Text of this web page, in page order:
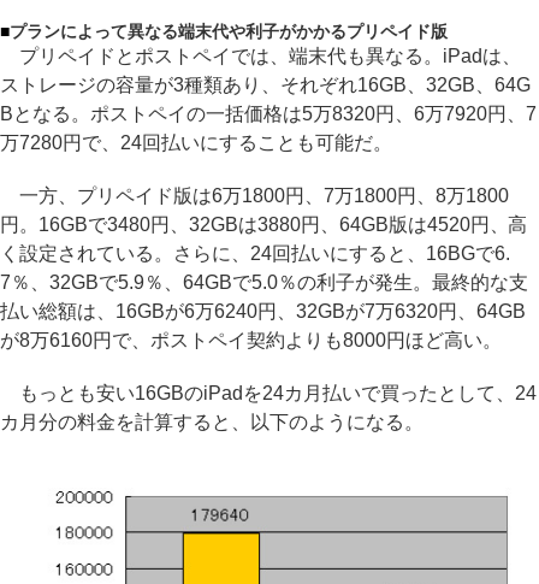
■プランによって異なる端末代や利子がかかるプリペイド版
プリペイドとポストペイでは、端末代も異なる。iPadは、
ストレージの容量が3種類あり、それぞれ16GB、32GB、64G
Bとなる。ポストペイの一括価格は5万8320円、6万7920円、7
万7280円で、24回払いにすることも可能だ。
一方、プリペイド版は6万1800円、7万1800円、8万1800
円。16GBで3480円、32GBは3880円、64GB版は4520円、高
く設定されている。さらに、24回払いにすると、16BGで6.
7％、32GBで5.9％、64GBで5.0％の利子が発生。最終的な支
払い総額は、16GBが6万6240円、32GBが7万6320円、64GB
が8万6160円で、ポストペイ契約よりも8000円ほど高い。
もっとも安い16GBのiPadを24カ月払いで買ったとして、24
カ月分の料金を計算すると、以下のようになる。